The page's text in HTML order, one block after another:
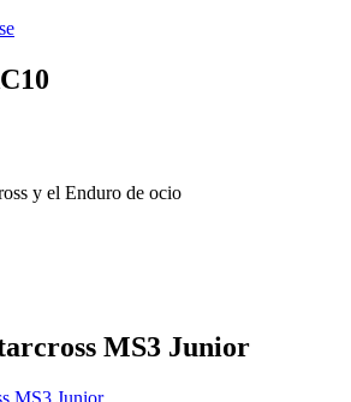
y el Enduro de ocio
MS3 Junior